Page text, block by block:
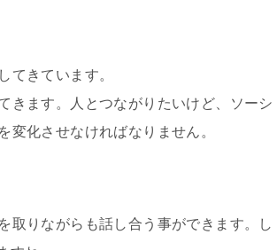
てきています。
きます。人とつながりたいけど、ソーシ
変化させなければなりません。
取りながらも話し合う事ができます。し